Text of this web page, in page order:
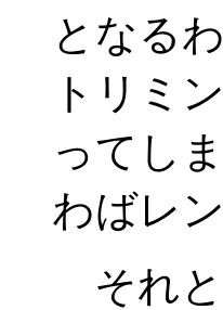
となる
トリミ
ってし
わばレ
それと